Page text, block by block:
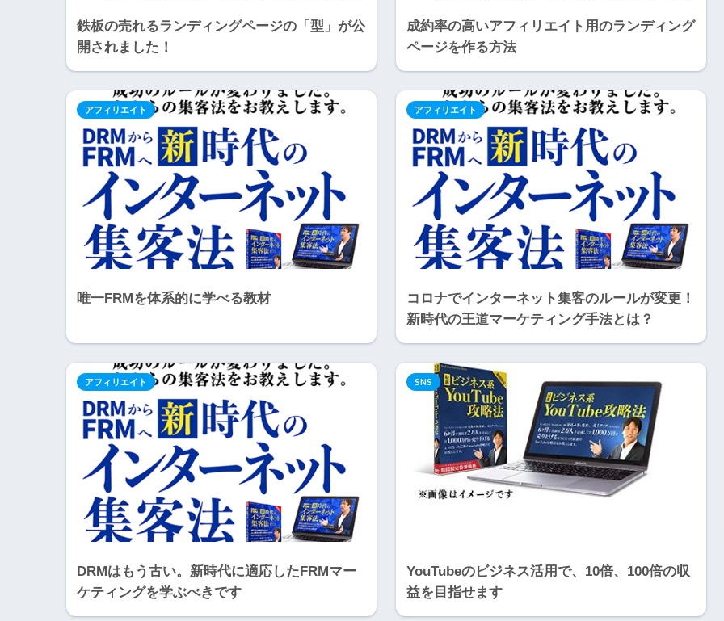
鉄板の売れるランディングページの「型」が公
開されました！
成約率の高いアフィリエイト用のランディング
ページを作る方法
唯一FRMを体系的に学べる教材
アフィリエイト
コロナでインターネット集客のルールが変更！
新時代の王道マーケティング手法とは？
アフィリエイト
DRMはもう古い。新時代に適応したFRMマー
ケティングを学ぶべきです
アフィリエイト
YouTubeのビジネス活用で、10倍、100倍の収
益を目指せます
SNS